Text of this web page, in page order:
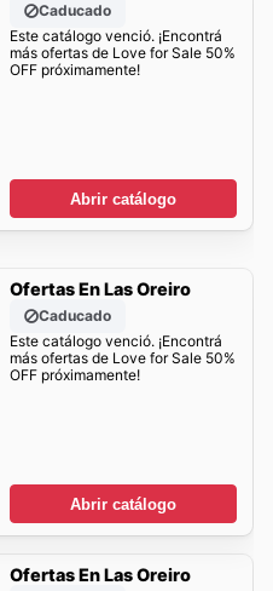
Caducado
Este catálogo venció. ¡Encontrá
más ofertas de Love for Sale 50%
OFF próximamente!
Abrir catálogo
Ofertas En Las Oreiro
Caducado
Este catálogo venció. ¡Encontrá
más ofertas de Love for Sale 50%
OFF próximamente!
Abrir catálogo
Ofertas En Las Oreiro